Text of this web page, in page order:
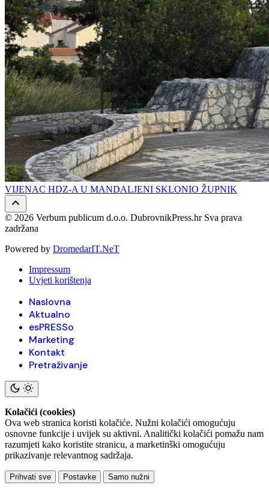
VIJENAC HDZ-A U MANDALJENI SKLONIO ŽUPNIK
© 2026 Verbum publicum d.o.o. DubrovnikPress.hr Sva prava
zadržana
Powered by DromedarIT.NeT
Impressum
Uvjeti korištenja
Naslovna
Aktualno
esPRESSo
Marketing
Kontakt
Pretraživanje
Kolačići (cookies)
Ova web stranica koristi kolačiće. Nužni kolačići omogućuju
osnovne funkcije i uvijek su aktivni. Analitički kolačići pomažu nam
razumjeti kako koristite stranicu, a marketinški omogućuju
prikazivanje relevantnog sadržaja.
Prihvati sve Postavke Samo nužni